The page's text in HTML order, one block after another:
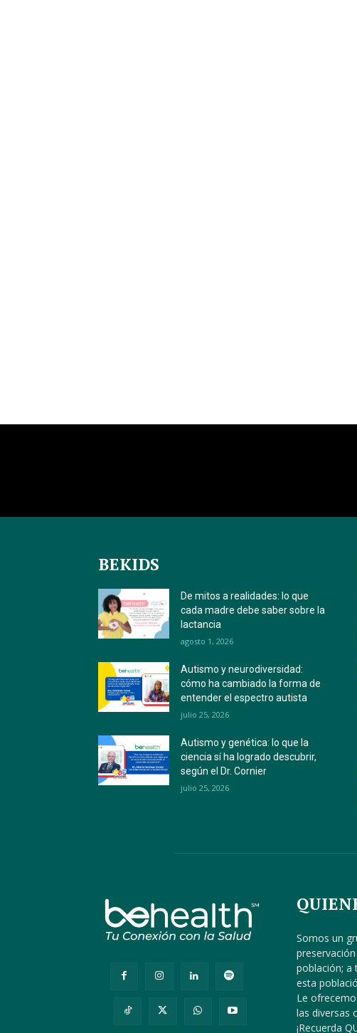
BEKIDS
De mitos a realidades: lo que
cada madre debe saber sobre la
lactancia
agosto 1, 2026
Autismo y neurodiversidad:
cómo ha cambiado la forma de
entender el espectro autista
julio 25, 2026
Autismo y genética: lo que la
ciencia sí ha logrado descubrir,
según el Dr. Cornier
julio 25, 2026
Somos un
población; a
esta
Le
las diversas
¡Recuerda